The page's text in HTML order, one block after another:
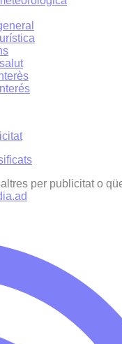
per publicitat o